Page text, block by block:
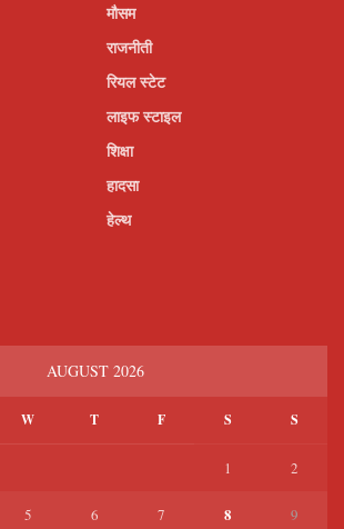
मौसम
राजनीती
रियल स्टेट
लाइफ स्टाइल
शिक्षा
हादसा
हेल्थ
AUGUST 2026
W T F S S
1 2
5 6 7 8 9